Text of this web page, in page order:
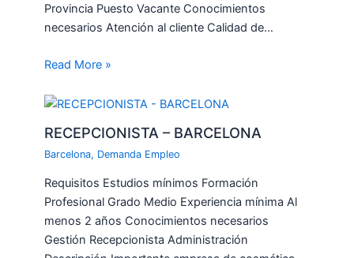
Provincia Puesto Vacante Conocimientos
necesarios Atención al cliente Calidad de…
Read More »
RECEPCIONISTA – BARCELONA
Barcelona, Demanda Empleo
Requisitos Estudios mínimos Formación
Profesional Grado Medio Experiencia mínima Al
menos 2 años Conocimientos necesarios
Gestión Recepcionista Administración